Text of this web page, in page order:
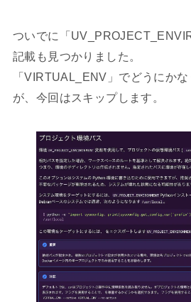
ついでに「
記載も見つかりました。
「VIRTUAL_ENV」でどうにか
が、今回はスキップします。